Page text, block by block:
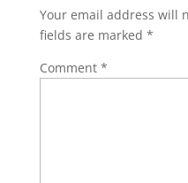
Your email address will
fields are marked *
Comment *